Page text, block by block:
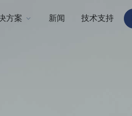
方案 新闻 技术支持